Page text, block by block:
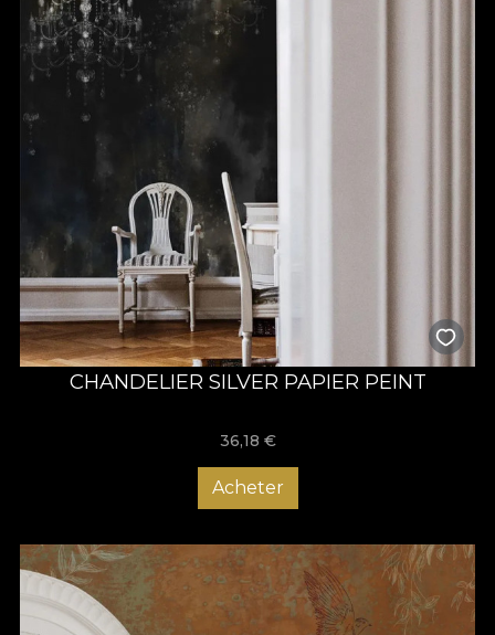
CHANDELIER SILVER PAPIER PEINT
36,18 €
Acheter